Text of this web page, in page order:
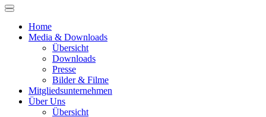
Home
Media & Downloads
Übersicht
Downloads
Presse
Bilder & Filme
Mitgliedsunternehmen
Über Uns
Übersicht